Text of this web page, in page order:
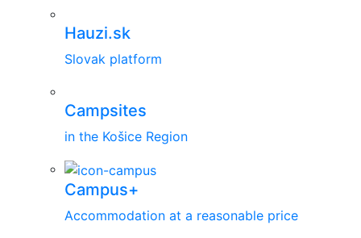
Hauzi.sk
Slovak platform
Campsites
in the Košice Region
Campus+
Accommodation at a reasonable price